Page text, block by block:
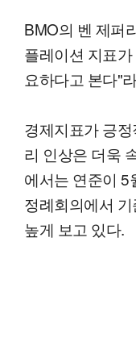
BMO의 벤 제퍼
플레이션 지표
요하다고 본다"
경제지표가 긍
리 인상은 더욱
에서는 연준이
정례회의에서
높게 보고 있다.